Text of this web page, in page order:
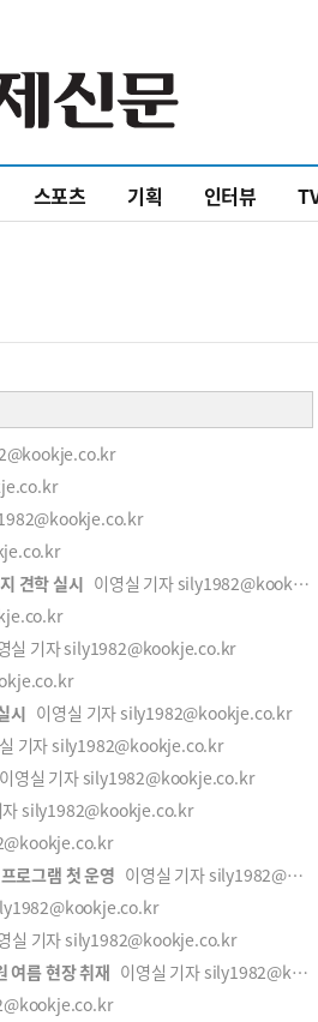
스포츠 기획 인터뷰
견학 실시 이영실 기자 sily1982@kookje.co.kr
실 기자 sily1982@kookje.co.kr
시 이영실 기자 sily1982@kookje.co.kr
기자 sily1982@kookje.co.kr
이영실 기자 sily1982@kookje.co.kr
자 sily1982@kookje.co.kr
로그램 첫 운영 이영실 기자 sily1982@kookje.co.kr
실 기자 sily1982@kookje.co.kr
여름 현장 취재 이영실 기자 sily1982@kookje.co.kr